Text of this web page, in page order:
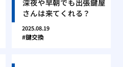
深夜や早朝でも出張鍵屋
さんは来てくれる？
2025.08.19
鍵交換